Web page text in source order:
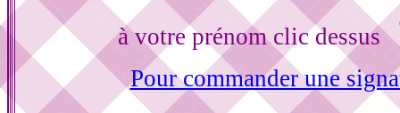
à votre prénom clic dessus
Pour commander une